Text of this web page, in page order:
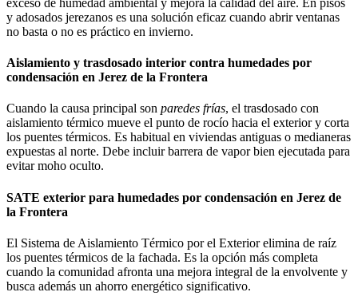
y adosados jerezanos es una solución eficaz cuando abrir ventanas
no basta o no es práctico en invierno.
Aislamiento y trasdosado interior contra humedades por
condensación en Jerez de la Frontera
Cuando la causa principal son paredes frías, el trasdosado con
aislamiento térmico mueve el punto de rocío hacia el exterior y corta
los puentes térmicos. Es habitual en viviendas antiguas o medianeras
expuestas al norte. Debe incluir barrera de vapor bien ejecutada para
evitar moho oculto.
SATE exterior para humedades por condensación en Jerez de
la Frontera
El Sistema de Aislamiento Térmico por el Exterior elimina de raíz
los puentes térmicos de la fachada. Es la opción más completa
cuando la comunidad afronta una mejora integral de la envolvente y
busca además un ahorro energético significativo.